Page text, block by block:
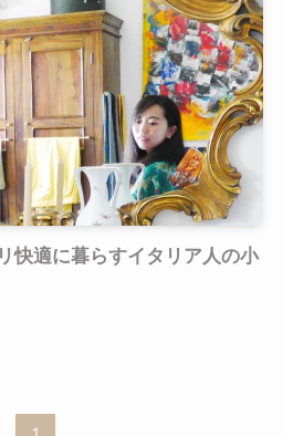
快適に暮らすイタリア人の小